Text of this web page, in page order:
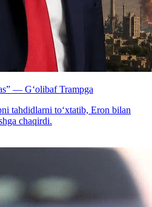
— G‘olibaf Trampga
tahdidlarni to‘xtatib, Eron bilan
chaqirdi.